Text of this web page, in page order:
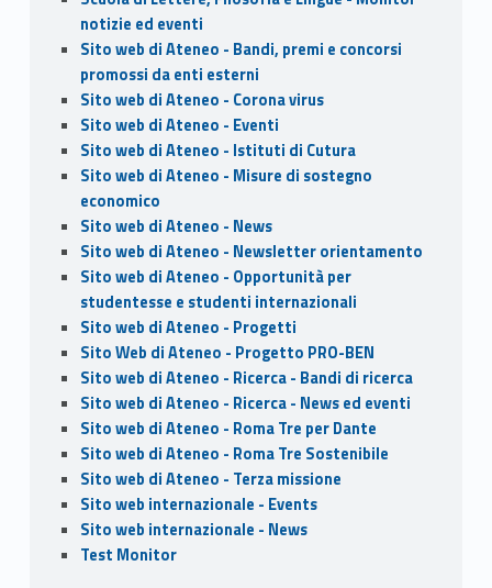
notizie ed eventi
Sito web di Ateneo - Bandi, premi e concorsi
promossi da enti esterni
Sito web di Ateneo - Corona virus
Sito web di Ateneo - Eventi
Sito web di Ateneo - Istituti di Cutura
Sito web di Ateneo - Misure di sostegno
economico
Sito web di Ateneo - News
Sito web di Ateneo - Newsletter orientamento
Sito web di Ateneo - Opportunità per
studentesse e studenti internazionali
Sito web di Ateneo - Progetti
Sito Web di Ateneo - Progetto PRO-BEN
Sito web di Ateneo - Ricerca - Bandi di ricerca
Sito web di Ateneo - Ricerca - News ed eventi
Sito web di Ateneo - Roma Tre per Dante
Sito web di Ateneo - Roma Tre Sostenibile
Sito web di Ateneo - Terza missione
Sito web internazionale - Events
Sito web internazionale - News
Test Monitor